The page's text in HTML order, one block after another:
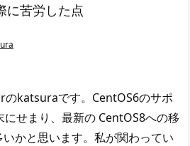
に苦労した点
katsuraです。 CentOS6のサポ
せまり、最新の CentOS8への移
かと思います。 私が関わってい